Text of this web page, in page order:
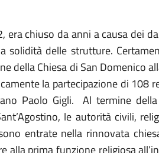
era chiuso da anni a causa dei
solidità delle strutture.
della Chiesa di San Domenico
la partecipazione di 108
Paolo Gigli. Al termine
le autorità civili,
entrate nella rinnovata
alla prima funzione religiosa